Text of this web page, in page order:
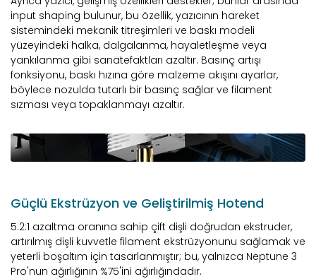
input shaping bulunur, bu özellik, yazıcının hareket
sistemindeki mekanik titreşimleri ve baskı modeli
yüzeyindeki halka, dalgalanma, hayaletleşme veya
yankılanma gibi sanatefaktları azaltır. Basınç artışı
fonksiyonu, baskı hızına göre malzeme akışını ayarlar,
böylece nozulda tutarlı bir basınç sağlar ve filament
sızması veya topaklanmayı azaltır.
Güçlü Ekstrüzyon ve Geliştirilmiş Hotend
5.2:1 azaltma oranına sahip çift dişli doğrudan ekstruder,
artırılmış dişli kuvvetle filament ekstrüzyonunu sağlamak ve
yeterli boşaltım için tasarlanmıştır; bu, yalnızca Neptune 3
Pro'nun ağırlığının %75'ini ağırlığındadır.